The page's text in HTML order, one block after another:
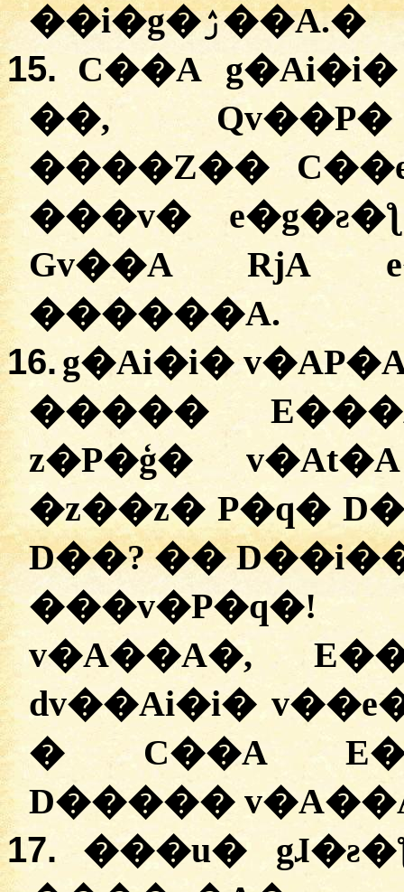
��i�g�ۯ��A.�
15.
C��A
��,
����Z��
���v�
Gv��A RjA
������A.
16. g�Ai�i�
�����
z�P�ģ�
�z��z� P�q�
D��? ��
v�A��A�,
dv��Ai�i�
� C��A
17.
���u�